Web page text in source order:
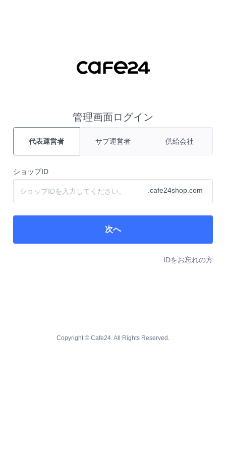
管理画面ログイン
代表運営者 サブ運営者 供給会社
ショップID
.cafe24shop.com
次へ
IDをお忘れの方
Copyright © Cafe24. All Rights Reserved.